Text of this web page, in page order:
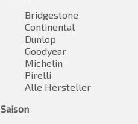
Bridgestone
Continental
Dunlop
Goodyear
Michelin
Pirelli
Alle Hersteller
Saison